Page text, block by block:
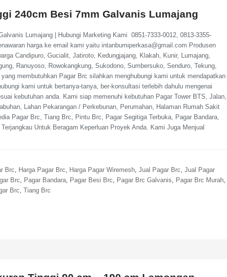
240cm Besi 7mm Galvanis Lumajang
Lumajang | Hubungi Marketing Kami 0851-7333-0012, 0813-3355-
harga ke email kami yaitu intanbumiperkasa@gmail.com Produsen
Candipuro, Gucialit, Jatiroto, Kedungjajang, Klakah, Kunir, Lumajang,
Ranuyoso, Rowokangkung, Sukodono, Sumbersuko, Senduro, Tekung,
membutuhkan Pagar Brc silahkan menghubungi kami untuk mendapatkan
kami untuk bertanya-tanya, ber-konsultasi terlebih dahulu mengenai
kebutuhan anda. Kami siap memenuhi kebutuhan Pagar Tower BTS, Jalan,
Lahan Pekarangan / Perkebunan, Perumahan, Halaman Rumah Sakit
Pagar Brc, Tiang Brc, Pintu Brc, Pagar Segitiga Terbuka, Pagar Bandara,
Untuk Beragam Keperluan Proyek Anda. Kami Juga Menjual
Brc, Harga Pagar Brc, Harga Pagar Wiremesh, Jual Pagar Brc, Jual Pagar
Brc, Pagar Bandara, Pagar Besi Brc, Pagar Brc Galvanis, Pagar Brc Murah,
Brc, Tiang Brc